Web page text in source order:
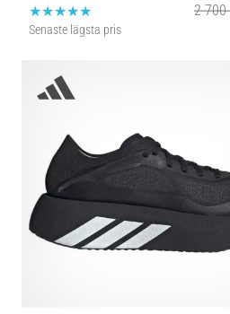
2 700
Senaste lägsta pris
36 37 37½ 38 39 39½ 40 40½ 41½ 42